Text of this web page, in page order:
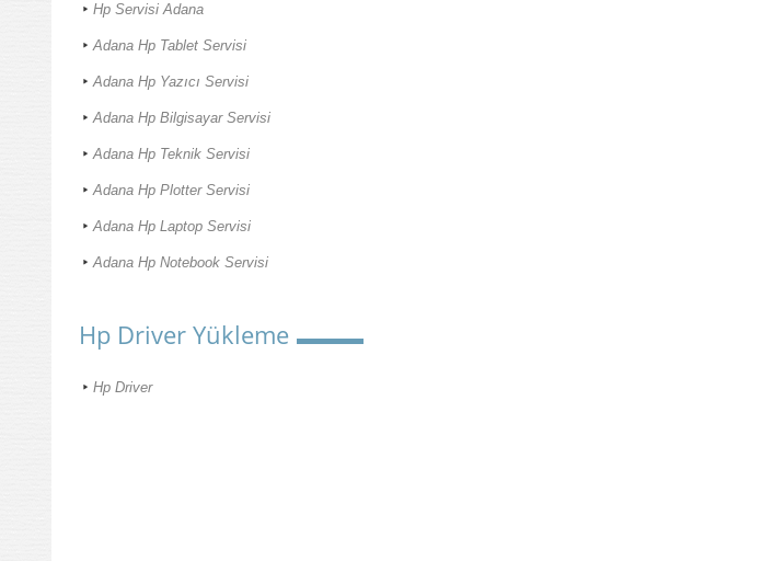
Hp Servisi Adana
Adana Hp Tablet Servisi
Adana Hp Yazıcı Servisi
Adana Hp Bilgisayar Servisi
Adana Hp Teknik Servisi
Adana Hp Plotter Servisi
Adana Hp Laptop Servisi
Adana Hp Notebook Servisi
Hp Driver Yükleme
Hp Driver